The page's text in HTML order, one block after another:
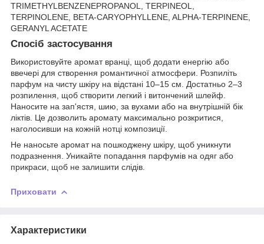
TRIMETHYLBENZENEPROPANOL, TERPINEOL,
TERPINOLENE, BETA-CARYOPHYLLENE, ALPHA-TERPINENE,
GERANYL ACETATE
Спосіб застосування
Використовуйте аромат вранці, щоб додати енергію або
ввечері для створення романтичної атмосфери. Розпиліть
парфум на чисту шкіру на відстані 10–15 см. Достатньо 2–3
розпилення, щоб створити легкий і витончений шлейф.
Наносите на зап'ястя, шию, за вухами або на внутрішній бік
ліктів. Це дозволить аромату максимально розкритися,
наголосивши на кожній нотці композиції.
Не наносьте аромат на пошкоджену шкіру, щоб уникнути
подразнення. Уникайте попадання парфумів на одяг або
прикраси, щоб не залишити слідів.
Приховати
Характеристики